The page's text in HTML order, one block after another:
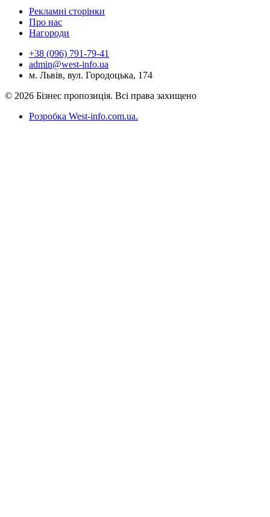
Рекламні сторінки
Про нас
Нагороди
+38 (096) 791-79-41
admin@west-info.ua
м. Львів, вул. Городоцька, 174
© 2026 Бізнес пропозиція. Всі права захищено
Розробка West-info.com.ua.